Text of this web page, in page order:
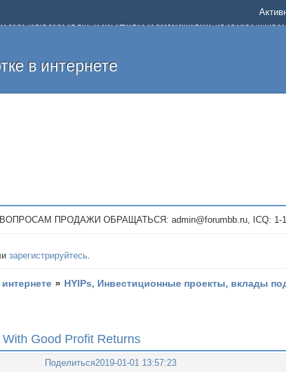
и работе в интернете, на котором можно найти подходящий
знаете, что определенный проект или сайт не платит, то
уже сегодня. Создавайте новые темы, размещайте
в интернете
ПРОДАЖИ ОБРАЩАТЬСЯ: admin@forumbb.ru, ICQ: 1-
зарегистрируйтесь.
» HYIPs, Инвестиционные проекты, вклады
Good Profit Returns
Поделиться2019-01-01 13:57:23